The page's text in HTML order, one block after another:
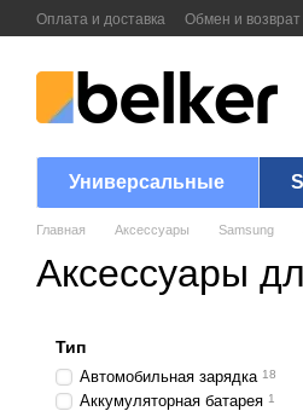
Перейти к основному контенту
Оплата и доставка Обмен и возврат
Универсальные
Главная Аксессуары Samsung
Аксессуары
Тип
Автомобильная зарядка 18
Аккумуляторная батарея 1